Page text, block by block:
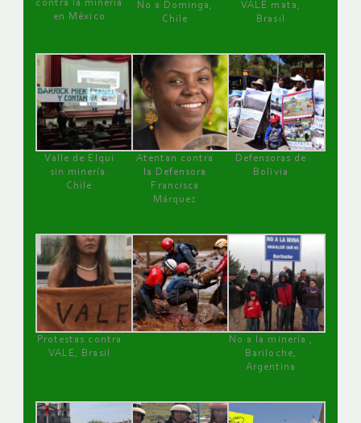
contra la minería
en México
No a Dominga,
Chile
VALE mata,
Brasil
Valle de Elqui
sin minería.
Chile
Atentan contra
la Defensora
Francisca
Márquez
Defensoras de
Bolivia
Protestas contra
VALE, Brasil
No a la minería ,
Bariloche,
Argentina